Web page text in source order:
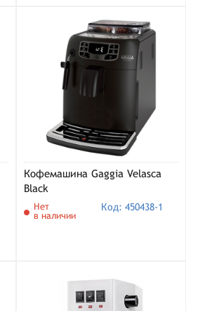
Кофемашина Gaggia Velasсa
Black
Нет
в наличии
Код: 450438-1